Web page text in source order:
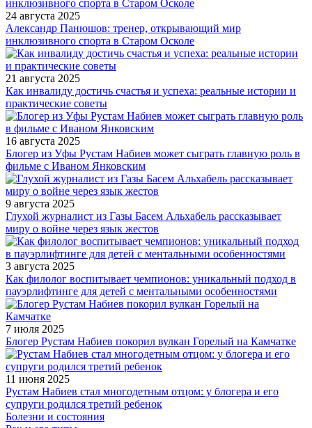
24 августа 2025
Александр Панюшов: тренер, открывающий мир
инклюзивного спорта в Старом Осколе
21 августа 2025
Как инвалиду достичь счастья и успеха: реальные истории и
практические советы
16 августа 2025
Блогер из Уфы Рустам Набиев может сыграть главную роль в
фильме с Иваном Янковским
9 августа 2025
Глухой журналист из Газы Басем Альхабель рассказывает
миру о войне через язык жестов
3 августа 2025
Как филолог воспитывает чемпионов: уникальный подход в
пауэрлифтинге для детей с ментальными особенностями
7 июля 2025
Блогер Рустам Набиев покорил вулкан Горелый на Камчатке
11 июня 2025
Рустам Набиев стал многодетным отцом: у блогера и его
супруги родился третий ребенок
Болезни и состояния